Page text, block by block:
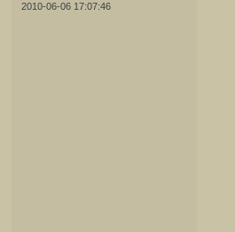
2010-06-06 17:07:46